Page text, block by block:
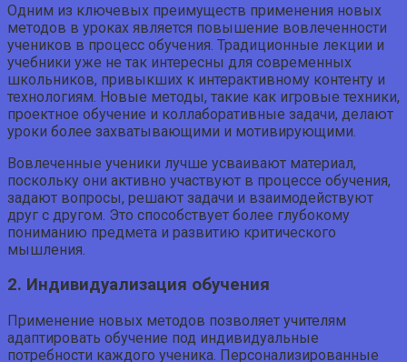
Одним из ключевых преимуществ применения новых
методов в уроках является повышение вовлеченности
учеников в процесс обучения. Традиционные лекции и
учебники уже не так интересны для современных
школьников, привыкших к интерактивному контенту и
технологиям. Новые методы, такие как игровые техники,
проектное обучение и коллаборативные задачи, делают
уроки более захватывающими и мотивирующими.
Вовлеченные ученики лучше усваивают материал,
поскольку они активно участвуют в процессе обучения,
задают вопросы, решают задачи и взаимодействуют
друг с другом. Это способствует более глубокому
пониманию предмета и развитию критического
мышления.
2. Индивидуализация обучения
Применение новых методов позволяет учителям
адаптировать обучение под индивидуальные
потребности каждого ученика. Персонализированные